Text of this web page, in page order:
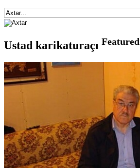
Ustad karikaturaçı Featured